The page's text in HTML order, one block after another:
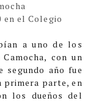
en el Colegio
a uno de los
con un
segundo año fue
primera parte, en
los dueños del